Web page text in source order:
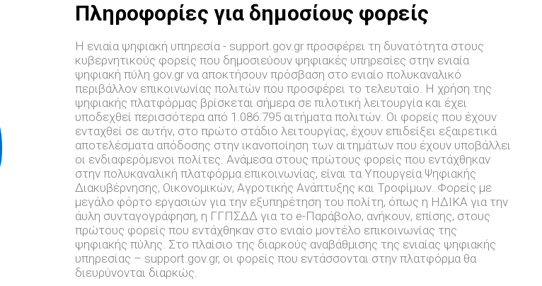
Πληροφορίες για δημοσίους φορείς
Η ενιαία ψηφιακή υπηρεσία - support.gov.gr προσφέρει τη δυνατότητα στους
κυβερνητικούς φορείς που δημοσιεύουν ψηφιακές υπηρεσίες στην ενιαία
ψηφιακή πύλη gov.gr να αποκτήσουν πρόσβαση στο ενιαίο πολυκαναλικό
περιβάλλον επικοινωνίας πολιτών που προσφέρει το τελευταίο. Η χρήση της
ψηφιακής πλατφόρμας βρίσκεται σήμερα σε πιλοτική λειτουργία και έχει
υποδεχθεί περισσότερα από 1.086.795 αιτήματα πολιτών. Οι φορείς που έχουν
ενταχθεί σε αυτήν, στο πρώτο στάδιο λειτουργίας, έχουν επιδείξει εξαιρετικά
αποτελέσματα απόδοσης στην ικανοποίηση των αιτημάτων που έχουν υποβάλλει
οι ενδιαφερόμενοι πολίτες. Ανάμεσα στους πρώτους φορείς που εντάχθηκαν
στην πολυκαναλική πλατφόρμα επικοινωνίας, είναι τα Υπουργεία Ψηφιακής
Διακυβέρνησης, Οικονομικών, Αγροτικής Ανάπτυξης και Τροφίμων. Φορείς με
μεγάλο φόρτο εργασιών για την εξυπηρέτηση του πολίτη, όπως η ΗΔΙΚΑ για την
άυλη συνταγογράφηση, η ΓΓΠΣΔΔ για το e-Παράβολο, ανήκουν, επίσης, στους
πρώτους φορείς που εντάχθηκαν στο ενιαίο μοντέλο επικοινωνίας της
ψηφιακής πύλης. Στο πλαίσιο της διαρκούς αναβάθμισης της ενιαίας ψηφιακής
υπηρεσίας – support.gov.gr, oι φορείς που εντάσσονται στην πλατφόρμα θα
διευρύνονται διαρκώς.